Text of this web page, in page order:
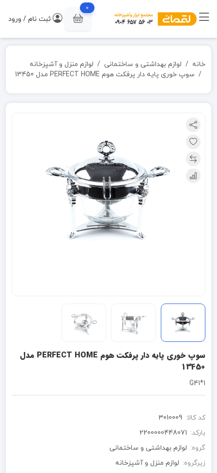
0
ثبت نام / ورود
خانه لوازم بهداشتی و ساختمانی
لوازم منزل و آشپزخانه
سوپ خوری پایه دار پرفکت هوم PERFECT HOME مدل 13450
سوپ خوری پایه دار پرفکت هوم PERFECT HOME مدل
13450
G41*1
کد کالا: 3010009
بارکد: 2200000448071
گروه: لوازم بهداشتی و ساختمانی
زیرگروه: لوازم منزل و آشپزخانه